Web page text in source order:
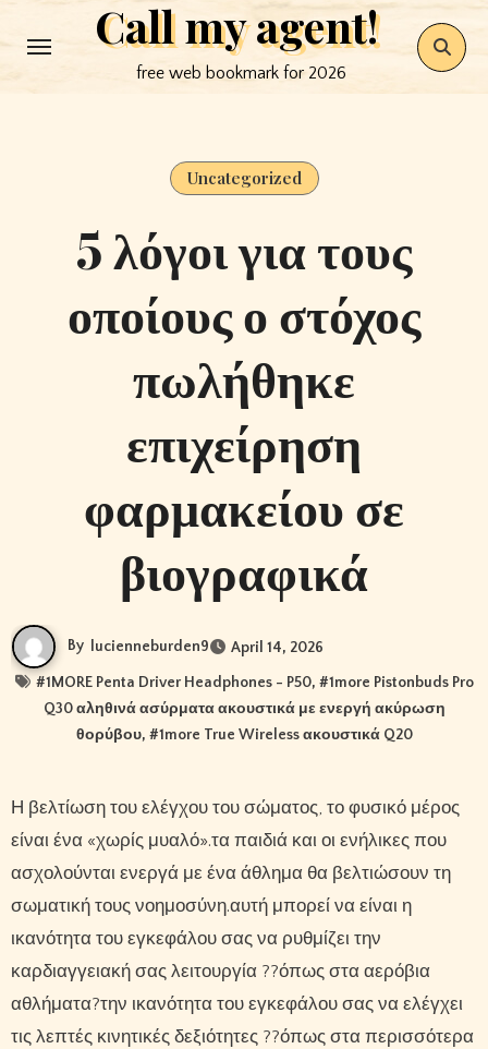
to
Call my agent!
free web bookmark for 2026
Uncategorized
5 λόγοι για τους
οποίους ο στόχος
πωλήθηκε
επιχείρηση
φαρμακείου σε
βιογραφικά
By lucienneburden9 April 14, 2026
#1MORE Penta Driver Headphones - P50, #1more Pistonbuds Pro
Q30 αληθινά ασύρματα ακουστικά με ενεργή ακύρωση
θορύβου, #1more True Wireless ακουστικά Q20
Η βελτίωση του ελέγχου του σώματος, το φυσικό μέρος
είναι ένα «χωρίς μυαλό».τα παιδιά και οι ενήλικες που
ασχολούνται ενεργά με ένα άθλημα θα βελτιώσουν τη
σωματική τους νοημοσύνη.αυτή μπορεί να είναι η
ικανότητα του εγκεφάλου σας να ρυθμίζει την
καρδιαγγειακή σας λειτουργία ??όπως στα αερόβια
αθλήματα?την ικανότητα του εγκεφάλου σας να ελέγχει
τις λεπτές κινητικές δεξιότητες ??όπως στα περισσότερα